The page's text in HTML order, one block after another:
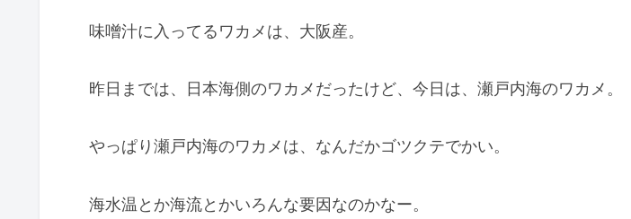
味噌汁に入ってるワカメは、大阪産。
昨日までは、日本海側のワカメだったけど、今日は、瀬戸内海のワカメ。
やっぱり瀬戸内海のワカメは、なんだかゴツクテでかい。
海水温とか海流とかいろんな要因なのかなー。